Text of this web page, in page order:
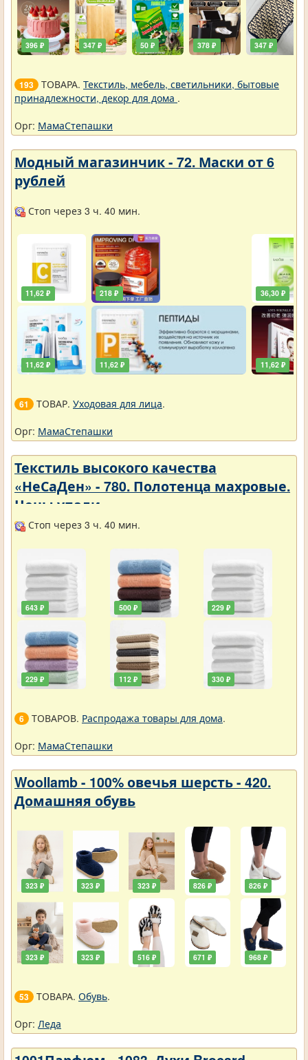
396 ₽ 347 ₽ 50 ₽ 378 ₽ 347 ₽
193 ТОВАРА. Текстиль, мебель, светильники, бытовые
принадлежности, декор для дома .
Орг: МамаСтепашки
Модный магазинчик - 72. Маски от 6
рублей
Стоп через 3 ч. 40 мин.
11,62 ₽
11,62 ₽
218 ₽
11,62 ₽
36,30 ₽
11,62 ₽
61 ТОВАР. Уходовая для лица.
Орг: МамаСтепашки
Текстиль высокого качества
«НеСаДен» - 780. Полотенца махровые.
Цены упали
Стоп через 3 ч. 40 мин.
643 ₽
229 ₽
500 ₽
112 ₽
229 ₽
330 ₽
6 ТОВАРОВ. Распродажа товары для дома.
Орг: МамаСтепашки
Woollamb - 100% овечья шерсть - 420.
Домашняя обувь
323 ₽
323 ₽
323 ₽
323 ₽
323 ₽
516 ₽
826 ₽
671 ₽
826 ₽
968 ₽
53 ТОВАРА. Обувь.
Орг: Леда